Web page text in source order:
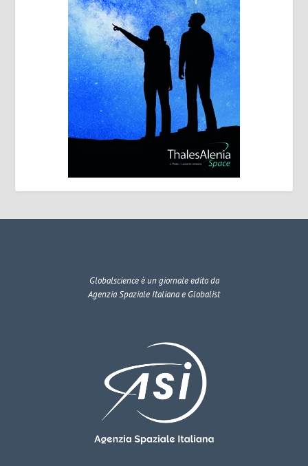
Globalscienceè un giornale edito da
Agenzia Spaziale Italiana e Globalist